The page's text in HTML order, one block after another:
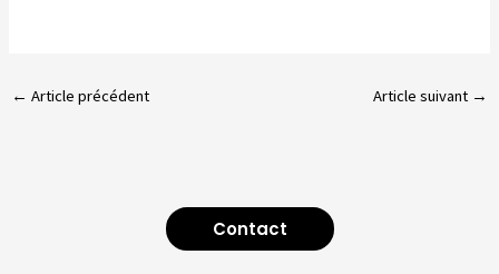
← Article précédent Article suivant →
Contact